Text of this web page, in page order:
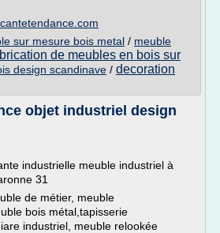
sur mesure bois metal / meuble
de meubles en bois sur
design scandinave / decoration
objet industriel design
industrielle meuble industriel à
31
de métier, meuble
bois métal,tapisserie
industriel, meuble relookée